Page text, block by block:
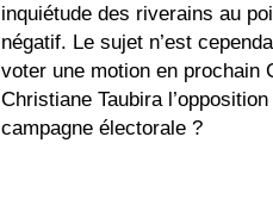
inquiétude des riverains au
négatif. Le sujet n’est
voter une motion en prochain
Christiane Taubira
campagne électorale ?